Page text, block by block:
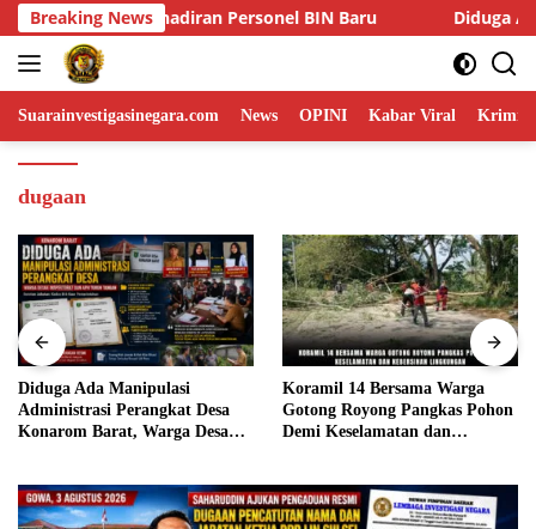
Skip
to
content
Breaking News
Diduga Ada Manipulasi Administrasi Perangkat Desa
Suarainvestigasinegara.com News OPINI Kabar Viral
dugaan
Diduga Ada Manipulasi
Administrasi Perangkat Desa
Konarom Barat, Warga Desak
Koramil 14 Bersama Warga
Gotong Royong Pangkas Pohon
Demi Keselamatan dan